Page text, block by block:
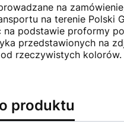
na
na terenie Polski
na podstawie proformy
przedstawionych na
rzeczywistych kolorów.
produktu